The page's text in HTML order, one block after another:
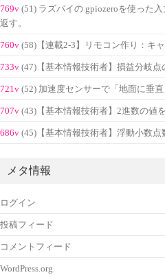
769v (51) ラズパイの gpiozeroを使った
返す。
760v (58)【連載2-3】リモコン作り：キ
733v (47)【基本情報技術者】損益分岐点
721v (52) 加速度センサーで「地面に垂直
707v (43)【基本情報技術者】2進数の値
686v (45)【基本情報技術者】浮動小数点
メタ情報
ログイン
投稿フィード
コメントフィード
WordPress.org